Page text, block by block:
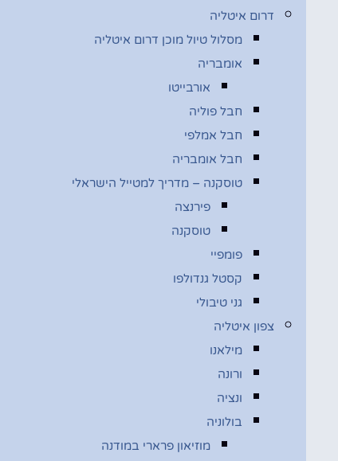
דרום איטליה
מסלול טיול מוכן דרום איטליה
אומבריה
אורבייטו
חבל פוליה
חבל אמלפי
חבל אומבריה
טוסקנה – מדריך למטייל הישראלי
פירנצה
טוסקנה
פומפיי
קסטל גנדולפו
גני טיבולי
צפון איטליה
מילאנו
ורונה
ונציה
בולוניה
מוזיאון פרארי במודנה